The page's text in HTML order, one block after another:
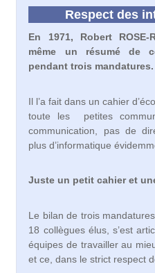
Respect des
En 1971, Robert
même un résumé de
pendant trois mandatures.
Il l’a fait dans un cahier
toute les petites
communication, pas de
plus d’informatique
Juste un petit cahier et
Le bilan de trois
18 collègues élus, s’est
équipes de travailler au
et ce, dans le strict respect